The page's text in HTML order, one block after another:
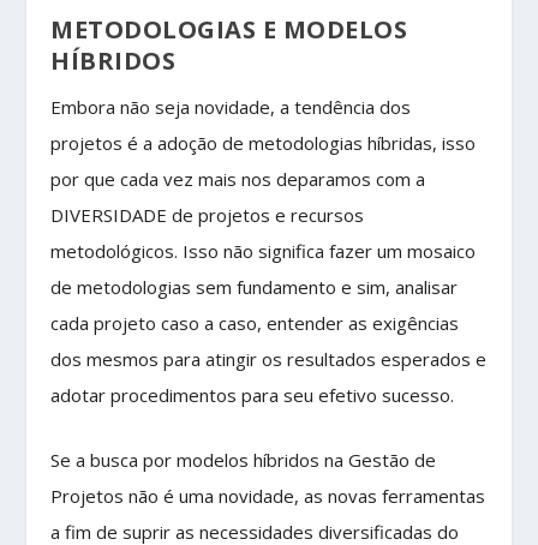
METODOLOGIAS E MODELOS
HÍBRIDOS
Embora não seja novidade, a tendência dos
projetos é a adoção de metodologias híbridas, isso
por que cada vez mais nos deparamos com a
DIVERSIDADE de projetos e recursos
metodológicos. Isso não significa fazer um mosaico
de metodologias sem fundamento e sim, analisar
cada projeto caso a caso, entender as exigências
dos mesmos para atingir os resultados esperados e
adotar procedimentos para seu efetivo sucesso.
Se a busca por modelos híbridos na Gestão de
Projetos não é uma novidade, as novas ferramentas
a fim de suprir as necessidades diversificadas do